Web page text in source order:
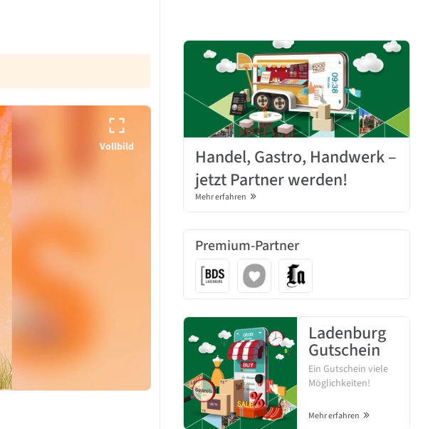
Vollbild
Handel, Gastro, Handwerk –
jetzt Partner werden!
Mehr erfahren
Premium-Partner
Ladenburg
Gutschein
Ein Gutschein viele
Möglichkeiten!
Mehr erfahren